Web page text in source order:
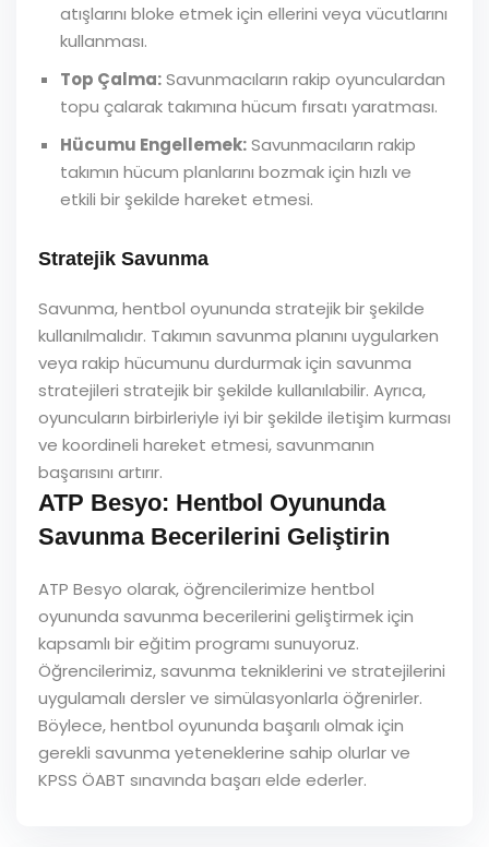
atışlarını bloke etmek için ellerini veya vücutlarını
kullanması.
Top Çalma:Savunmacıların rakip oyunculardan
topu çalarak takımına hücum fırsatı yaratması.
Hücumu Engellemek:Savunmacıların rakip
takımın hücum planlarını bozmak için hızlı ve
etkili bir şekilde hareket etmesi.
Stratejik Savunma
Savunma, hentbol oyununda stratejik bir şekilde
kullanılmalıdır. Takımın savunma planını uygularken
veya rakip hücumunu durdurmak için savunma
stratejileri stratejik bir şekilde kullanılabilir. Ayrıca,
oyuncuların birbirleriyle iyi bir şekilde iletişim kurması
ve koordineli hareket etmesi, savunmanın
başarısını artırır.
ATP Besyo: Hentbol Oyununda
Savunma Becerilerini Geliştirin
ATP Besyo olarak, öğrencilerimize hentbol
oyununda savunma becerilerini geliştirmek için
kapsamlı bir eğitim programı sunuyoruz.
Öğrencilerimiz, savunma tekniklerini ve stratejilerini
uygulamalı dersler ve simülasyonlarla öğrenirler.
Böylece, hentbol oyununda başarılı olmak için
gerekli savunma yeteneklerine sahip olurlar ve
KPSS ÖABT sınavında başarı elde ederler.